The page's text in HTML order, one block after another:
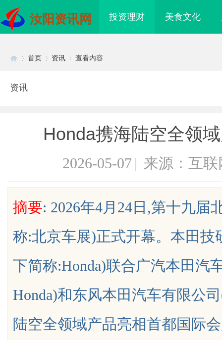
汝阳资讯网 投资理财 美食文化
uz
首页 资讯 查看内容
资讯
Honda携海陆空全领
2026-05-07 | 来源：互联
摘要: 2026年4月24日,第十九届
称:北京车展)正式开幕。本田
下简称:Honda)联合广汽本田汽
Honda)和东风本田汽车有限公
陆空全领域产品亮相首都国际
与优势